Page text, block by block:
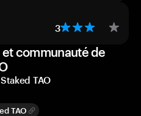
3
communauté de
TAO
TAO